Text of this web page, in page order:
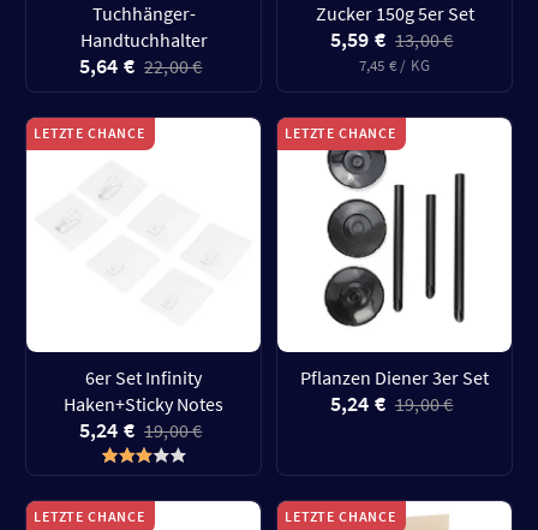
Tuchhänger-
Handtuchhalter
5,64 € 22,00 €
Zucker 150g 5er Set
5,59 € 13,00 €
7,45 € / KG
LETZTE CHANCE
6er Set Infinity
Haken+Sticky Notes
5,24 € 19,00 €
LETZTE CHANCE
Pflanzen Diener 3er Set
5,24 € 19,00 €
LETZTE CHANCE LETZTE CHANCE